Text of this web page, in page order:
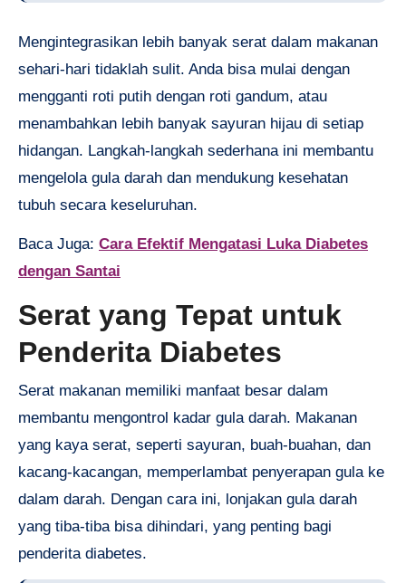
Mengintegrasikan lebih banyak serat dalam makanan
sehari-hari tidaklah sulit. Anda bisa mulai dengan
mengganti roti putih dengan roti gandum, atau
menambahkan lebih banyak sayuran hijau di setiap
hidangan. Langkah-langkah sederhana ini membantu
mengelola gula darah dan mendukung kesehatan
tubuh secara keseluruhan.
Baca Juga: Cara Efektif Mengatasi Luka Diabetes
dengan Santai
Serat yang Tepat untuk
Penderita Diabetes
Serat makanan memiliki manfaat besar dalam
membantu mengontrol kadar gula darah. Makanan
yang kaya serat, seperti sayuran, buah-buahan, dan
kacang-kacangan, memperlambat penyerapan gula ke
dalam darah. Dengan cara ini, lonjakan gula darah
yang tiba-tiba bisa dihindari, yang penting bagi
penderita diabetes.